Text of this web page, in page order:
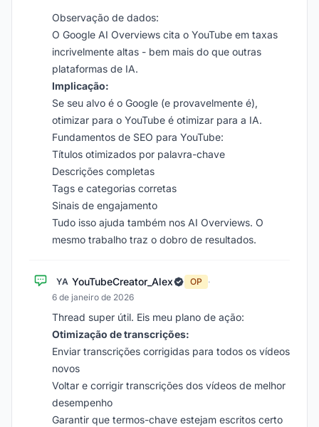
Observação de dados:
O Google AI Overviews cita o YouTube em taxas
incrivelmente altas - bem mais do que outras
plataformas de IA.
Implicação:
Se seu alvo é o Google (e provavelmente é),
otimizar para o YouTube é otimizar para a IA.
Fundamentos de SEO para YouTube:
Títulos otimizados por palavra-chave
Descrições completas
Tags e categorias corretas
Sinais de engajamento
Tudo isso ajuda também nos AI Overviews. O
mesmo trabalho traz o dobro de resultados.
YA YouTubeCreator_Alex OP
·
6 de janeiro de 2026
Thread super útil. Eis meu plano de ação:
Otimização de transcrições:
Enviar transcrições corrigidas para todos os vídeos
novos
Voltar e corrigir transcrições dos vídeos de melhor
desempenho
Garantir que termos-chave estejam escritos certo